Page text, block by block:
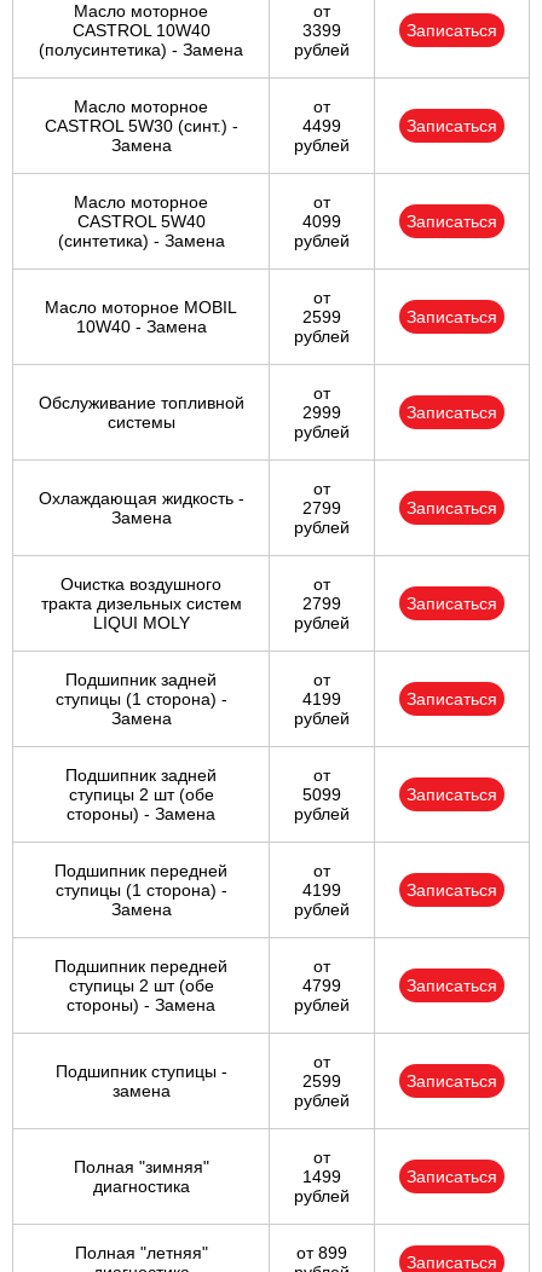
Масло моторное
CASTROL 10W40
(полусинтетика) - Замена
от
3399
рублей
Записаться
Масло моторное
CASTROL 5W30 (синт.) -
Замена
от
4499
рублей
Записаться
Масло моторное
CASTROL 5W40
(синтетика) - Замена
от
4099
рублей
Записаться
Масло моторное MOBIL
10W40 - Замена
от
2599
рублей
Записаться
Обслуживание топливной
системы
от
2999
рублей
Записаться
Охлаждающая жидкость -
Замена
от
2799
рублей
Записаться
Очистка воздушного
тракта дизельных систем
LIQUI MOLY
от
2799
рублей
Записаться
Подшипник задней
ступицы (1 сторона) -
Замена
от
4199
рублей
Записаться
Подшипник задней
ступицы 2 шт (обе
стороны) - Замена
от
5099
рублей
Записаться
Подшипник передней
ступицы (1 сторона) -
Замена
от
4199
рублей
Записаться
Подшипник передней
ступицы 2 шт (обе
стороны) - Замена
от
4799
рублей
Записаться
Подшипник ступицы -
замена
от
2599
рублей
Записаться
Полная "зимняя"
диагностика
от
1499
рублей
Записаться
Полная "летняя"
от 899
Записаться